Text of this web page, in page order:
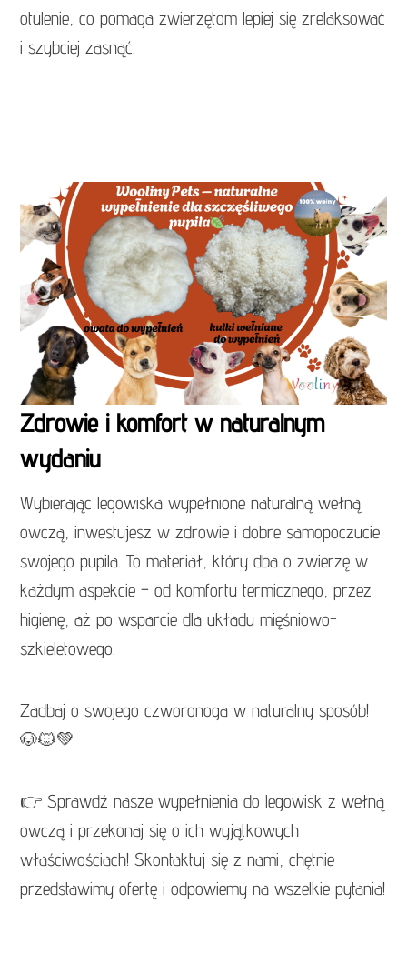
otulenie, co pomaga zwierzętom lepiej się zrelaksować
i szybciej zasnąć.
Zdrowie i komfort w naturalnym
wydaniu
Wybierając legowiska wypełnione naturalną wełną
owczą, inwestujesz w zdrowie i dobre samopoczucie
swojego pupila. To materiał, który dba o zwierzę w
każdym aspekcie – od komfortu termicznego, przez
higienę, aż po wsparcie dla układu mięśniowo-
szkieletowego.
Zadbaj o swojego czworonoga w naturalny sposób!
🐶🐱💚
👉 Sprawdź nasze wypełnienia do legowisk z wełną
owczą i przekonaj się o ich wyjątkowych
właściwościach! Skontaktuj się z nami, chętnie
przedstawimy ofertę i odpowiemy na wszelkie pytania!